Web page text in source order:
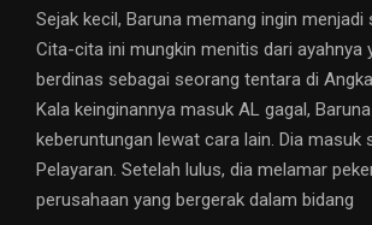
Sejak kecil, Baruna memang ingin menjadi
Cita-cita ini mungkin menitis dari ayahnya
berdinas sebagai seorang tentara di
Kala keinginannya masuk AL gagal,
keberuntungan lewat cara lain. Dia masuk
Pelayaran. Setelah lulus, dia melamar
perusahaan yang bergerak dalam bidang